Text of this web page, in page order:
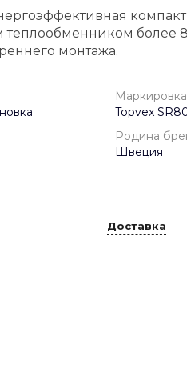
теплообменником более
монтажа.
Маркировка
Topvex
Родина
Швеция
Доставка